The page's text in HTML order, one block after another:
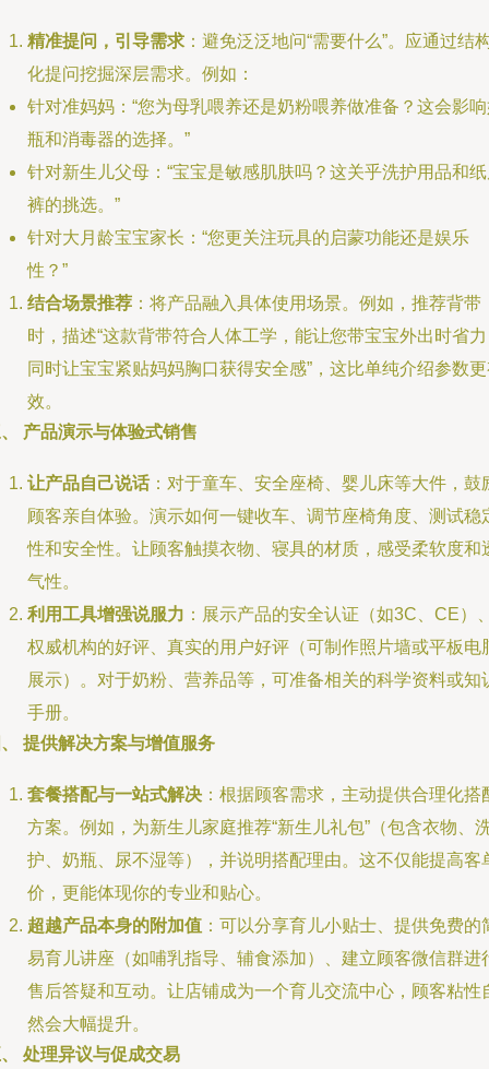
精准提问，引导需求 ：避免泛泛地问“需要什么”。应通过结
化提问挖掘深层需求。例如：
针对准妈妈：“您为母乳喂养还是奶粉喂养做准备？这会影
瓶和消毒器的选择。”
针对新生儿父母：“宝宝是敏感肌肤吗？这关乎洗护用品和
裤的挑选。”
针对大月龄宝宝家长：“您更关注玩具的启蒙功能还是娱乐
性？”
结合场景推荐 ：将产品融入具体使用场景。例如，推荐背带
时，描述“这款背带符合人体工学，能让您带宝宝外出时省
同时让宝宝紧贴妈妈胸口获得安全感”，这比单纯介绍参数
效。
产品演示与体验式销售
让产品自己说话：对于童车、安全座椅、婴儿床等大件，鼓
顾客亲自体验。演示如何一键收车、调节座椅角度、测试稳
性和安全性。让顾客触摸衣物、寝具的材质，感受柔软度和
气性。
利用工具增强说服力 ：展示产品的安全认证（如3C、CE）
权威机构的好评、真实的用户好评（可制作照片墙或平板电
展示）。对于奶粉、营养品等，可准备相关的科学资料或知
手册。
提供解决方案与增值服务
套餐搭配与一站式解决 ：根据顾客需求，主动提供合理化搭
方案。例如，为新生儿家庭推荐“新生儿礼包”（包含衣物、
护、奶瓶、尿不湿等），并说明搭配理由。这不仅能提高客
价，更能体现你的专业和贴心。
超越产品本身的附加值 ：可以分享育儿小贴士、提供免费的
易育儿讲座（如哺乳指导、辅食添加）、建立顾客微信群进
售后答疑和互动。让店铺成为一个育儿交流中心，顾客粘性
然会大幅提升。
处理异议与促成交易